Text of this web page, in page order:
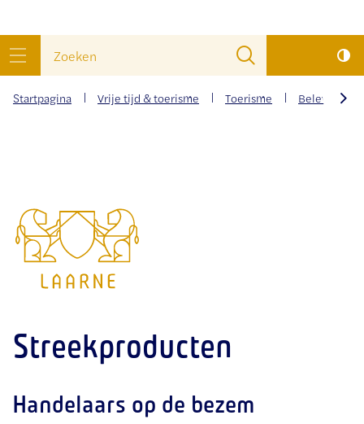
menu
zoek
je?
Gemeente
Laarne
Startpagina Vrije tijd & toerisme Toerisme Beleven
Streekproducten
Handelaars op de bezem